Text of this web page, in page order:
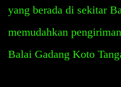
yang berada di sekitar
memudahkan
Balai Gadang Koto